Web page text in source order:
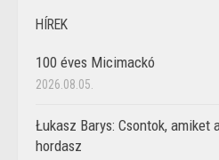
HÍREK
100 éves Micimackó
2026.08.05.
Łukasz Barys: Csontok, amiket
hordasz